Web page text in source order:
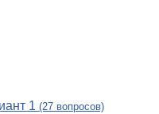
1 (27 вопросов)